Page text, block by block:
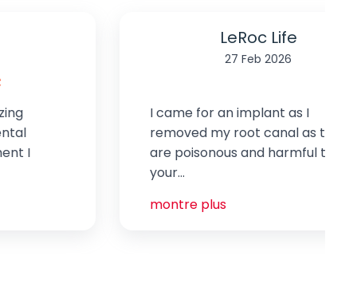
I came for an implant as I
removed my root canal as they
are poisonous and harmful to